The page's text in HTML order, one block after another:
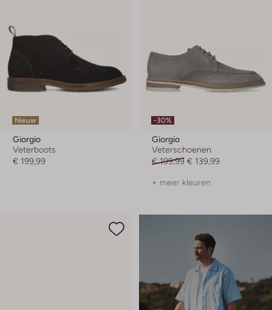
Nieuw
Giorgio
Veterboots
€ 199,99
-30%
Giorgio
Veterschoenen
€ 199,99 € 139,99
+ meer kleuren